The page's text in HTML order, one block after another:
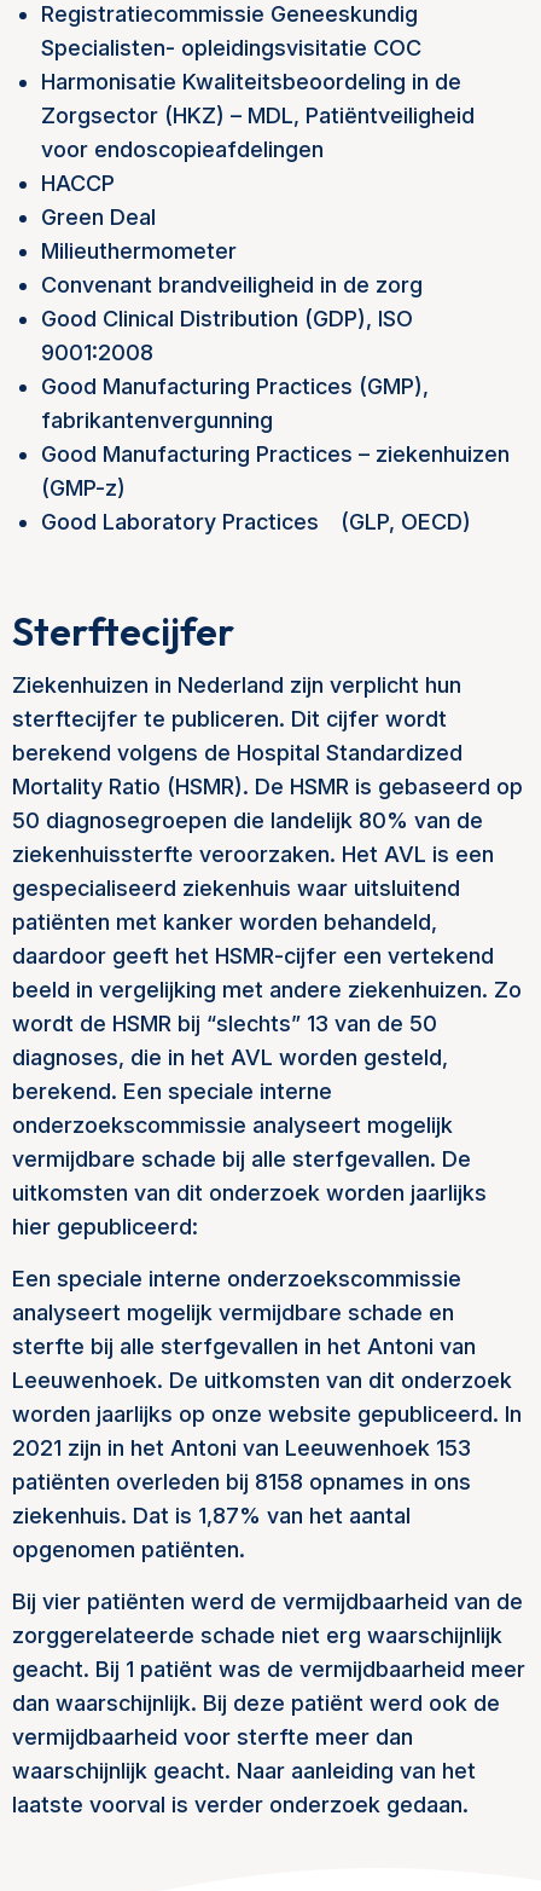
Registratiecommissie Geneeskundig
Specialisten- opleidingsvisitatie COC
Harmonisatie Kwaliteitsbeoordeling in de
Zorgsector (HKZ) – MDL, Patiëntveiligheid
voor endoscopieafdelingen
HACCP
Green Deal
Milieuthermometer
Convenant brandveiligheid in de zorg
Good Clinical Distribution (GDP), ISO
9001:2008
Good Manufacturing Practices (GMP),
fabrikantenvergunning
Good Manufacturing Practices – ziekenhuizen
(GMP-z)
Good Laboratory Practices (GLP, OECD)
Sterftecijfer
Ziekenhuizen in Nederland zijn verplicht hun
sterftecijfer te publiceren. Dit cijfer wordt
berekend volgens de Hospital Standardized
Mortality Ratio (HSMR). De HSMR is gebaseerd op
50 diagnosegroepen die landelijk 80% van de
ziekenhuissterfte veroorzaken. Het AVL is een
gespecialiseerd ziekenhuis waar uitsluitend
patiënten met kanker worden behandeld,
daardoor geeft het HSMR-cijfer een vertekend
beeld in vergelijking met andere ziekenhuizen. Zo
wordt de HSMR bij “slechts” 13 van de 50
diagnoses, die in het AVL worden gesteld,
berekend. Een speciale interne
onderzoekscommissie analyseert mogelijk
vermijdbare schade bij alle sterfgevallen. De
uitkomsten van dit onderzoek worden jaarlijks
hier gepubliceerd:
Een speciale interne onderzoekscommissie
analyseert mogelijk vermijdbare schade en
sterfte bij alle sterfgevallen in het Antoni van
Leeuwenhoek. De uitkomsten van dit onderzoek
worden jaarlijks op onze website gepubliceerd. In
2021 zijn in het Antoni van Leeuwenhoek 153
patiënten overleden bij 8158 opnames in ons
ziekenhuis. Dat is 1,87% van het aantal
opgenomen patiënten.
Bij vier patiënten werd de vermijdbaarheid van de
zorggerelateerde schade niet erg waarschijnlijk
geacht. Bij 1 patiënt was de vermijdbaarheid meer
dan waarschijnlijk. Bij deze patiënt werd ook de
vermijdbaarheid voor sterfte meer dan
waarschijnlijk geacht. Naar aanleiding van het
laatste voorval is verder onderzoek gedaan.